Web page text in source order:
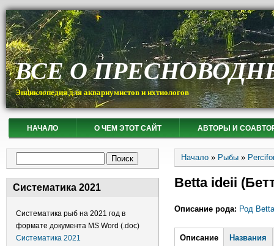
ВСЕ О
Энциклопедия для аквариумистов и ихтиологов
НАЧАЛО О ЧЕМ ЭТОТ САЙТ АВТОРЫ И
Систематика 2021
Систематика рыб на 2021 год в
формате документа MS Word (.doc)
Систематика 2021
Вы здесь
Начало » Рыбы »
Betta ideii
Описание рода: Род
Описание(активная
Названия